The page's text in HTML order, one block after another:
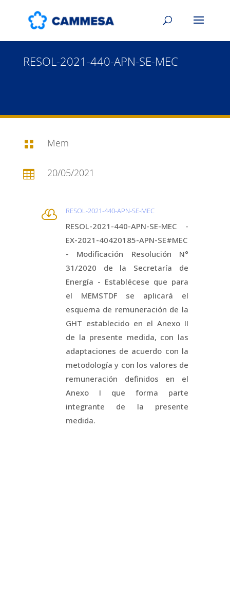
RESOL-2021-440-APN-SE-MEC
 Mem
 20/05/2021
 RESOL-2021-440-APN-SE-MEC
RESOL-2021-440-APN-SE-MEC -
EX-2021-40420185-APN-SE#MEC
- Modificación Resolución N°
31/2020 de la Secretaría de
Energía - Establécese que para
el MEMSTDF se aplicará el
esquema de remuneración de la
GHT establecido en el Anexo II
de la presente medida, con las
adaptaciones de acuerdo con la
metodología y con los valores de
remuneración definidos en el
Anexo I que forma parte
integrante de la presente
medida.